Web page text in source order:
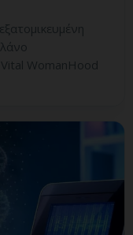
WomanHood